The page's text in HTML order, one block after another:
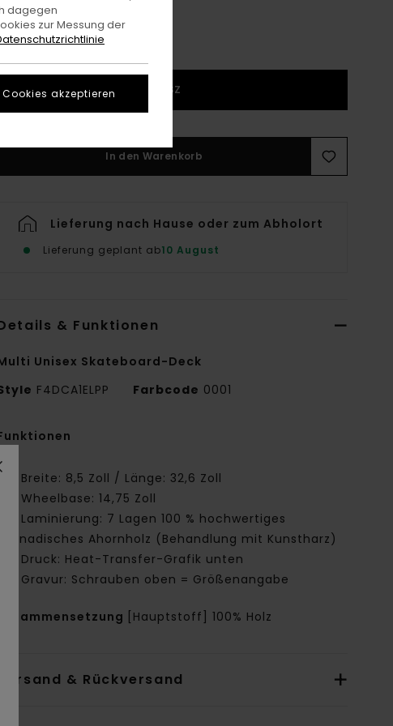
1SZ
In den Warenkorb
Lieferung nach Hause oder zum Abholort
Lieferung geplant ab10 August
& Funktionen
Unisex Skateboard-Deck
F4DCA1ELPP Farbcode 0001
Breite: 8,5 Zoll / Länge: 32,6 Zoll
Wheelbase: 14,75 Zoll
Laminierung: 7 Lagen 100 % hochwertiges
kanadisches Ahornholz (Behandlung mit Kunstharz)
Druck: Heat-Transfer-Grafik unten
Gravur: Schrauben oben = Größenangabe
Zusammensetzung [Hauptstoff] 100% Holz
Versand & Rückversand
dagegen
zur Messung der
Cookies akzeptieren